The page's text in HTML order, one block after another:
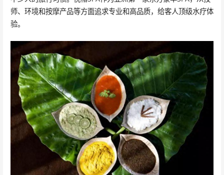
师、环境和按摩产品等方面追求专业和高品质，给客人顶级水疗体
验。